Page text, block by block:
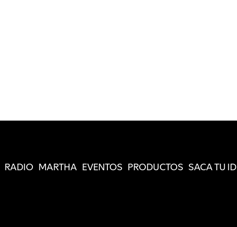
RADIO MARTHA EVENTOS PRODUCTOS SACA TU ID